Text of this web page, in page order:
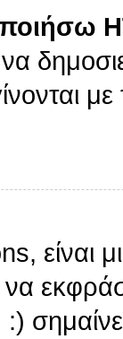
να
είναι
να